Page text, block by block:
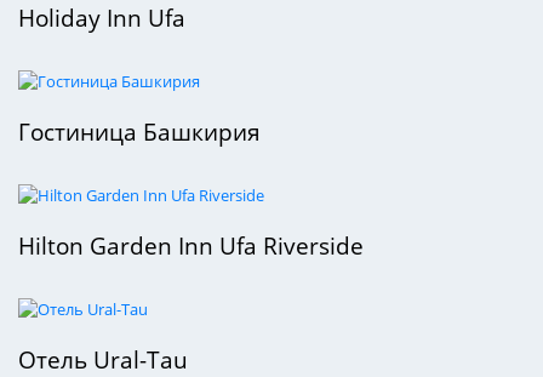
Holiday Inn Ufa
Гостиница Башкирия
Hilton Garden Inn Ufa Riverside
Отель Ural-Tau